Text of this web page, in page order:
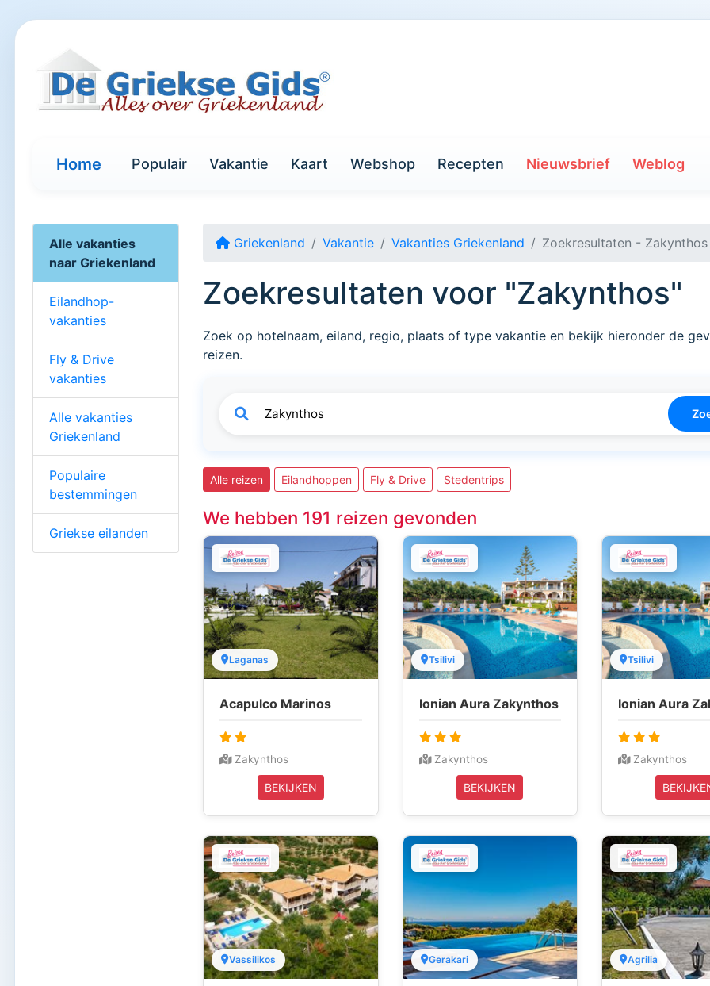
Home Populair Vakantie Kaart Webshop Recepten Nieuwsbrief Weblog
Alle vakanties
naar Griekenland
Eilandhop-
vakanties
Fly & Drive
vakanties
Alle vakanties
Griekenland
Populaire
bestemmingen
Griekse eilanden
Griekenland Vakantie Vakanties Griekenland Zoekresultaten - Zakynthos
Zoekresultaten voor "Zakynthos"
Zoek op hotelnaam, eiland, regio, plaats of type vakantie en bekijk hieronder de
reizen.
Alle reizen Eilandhoppen Fly & Drive Stedentrips
We hebben 191 reizen gevonden
Laganas
Acapulco Marinos
Zakynthos
BEKIJKEN
Tsilivi
Ionian Aura Zakynthos
Zakynthos
BEKIJKEN
Tsilivi
Ionian Aura
Zakynthos
Vassilikos Gerakari Agrilia